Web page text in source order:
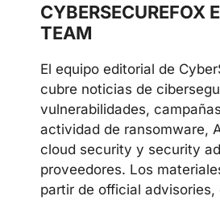
CYBERSECUREFOX
TEAM
El equipo editorial de
cubre noticias de
vulnerabilidades,
actividad de ransomware,
cloud security y security
proveedores. Los
partir de official advisories,